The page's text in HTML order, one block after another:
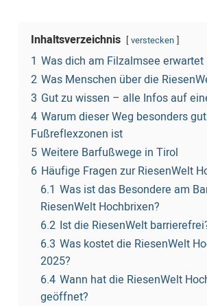
Inhaltsverzeichnis verstecken
1 Was dich am Filzalmsee erwartet
2 Was Menschen über die
3 Gut zu wissen – alle Infos auf
4 Warum dieser Weg besonders
Fußreflexzonen ist
5 Weitere Barfußwege in Tirol
6 Häufige Fragen zur RiesenWelt
6.1 Was ist das Besondere am
RiesenWelt Hochbrixen?
6.2 Ist die RiesenWelt
6.3 Was kostet die RiesenWelt
2025?
6.4 Wann hat die RiesenWelt
geöffnet?